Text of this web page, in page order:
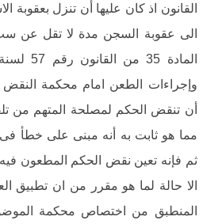
القانون اذ كان عليها أن تنزل بعقوبة
الى عقوبة السجن مدة لا تقل عن
وإجراءات الطعن امام محكمة
أن تنقض الحكم لمصلحة المتهم من
مما هو ثابت به أنه مبنى على خطأ
ثم فإنه تعين نقض الحكم المطعون
الا حالة لما هو مقرر من ان تطبيق
المنطبق من اختصاص محكمة